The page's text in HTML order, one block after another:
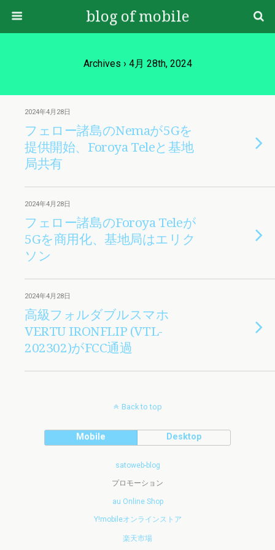
blog of mobile
Archives › 4月 28th, 2024
2024年4月28日
フェロー諸島のNemaが5Gを
提供開始、Foroya Teleと基地
局共有
2024年4月28日
フェロー諸島のForoya Teleが
5Gを商用化、基地局はエリク
ソン
2024年4月28日
高級フォルダブルスマホ
VERTU IRONFLIP (VTL-
202302)がFCC通過
Back to top
Mobile Desktop
satoweb-blog
プロモーション
au Online Shop
Y!mobileオンラインストア
楽天市場